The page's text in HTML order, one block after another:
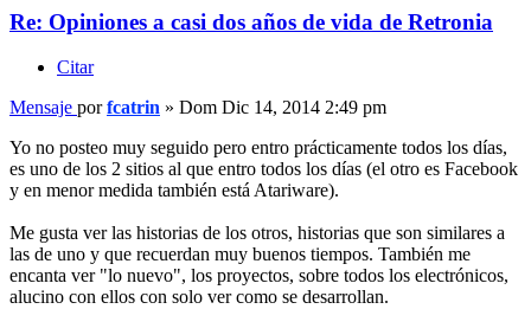
Re: Opiniones a casi dos años de vida de Retronia
Citar
Mensaje porfcatrin » Dom Dic 14, 2014 2:49 pm
Yo no posteo muy seguido pero entro prácticamente todos los días,
es uno de los 2 sitios al que entro todos los días (el otro es Facebook
y en menor medida también está Atariware).
Me gusta ver las historias de los otros, historias que son similares a
las de uno y que recuerdan muy buenos tiempos. También me
encanta ver "lo nuevo", los proyectos, sobre todos los electrónicos,
alucino con ellos con solo ver como se desarrollan.